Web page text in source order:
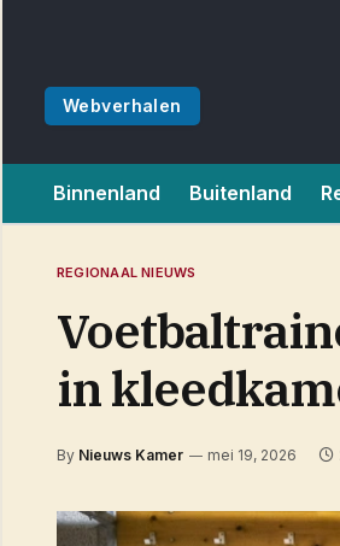
Webverhalen
Binnenland Buitenland
REGIONAAL NIEUWS
in
By Nieuws Kamer mei 19, 2026